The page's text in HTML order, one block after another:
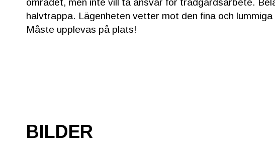
området, men inte vill ta ansvar för trädgårdsarbete.
halvtrappa. Lägenheten vetter mot den fina och lummiga
Måste upplevas på plats!
BILDER